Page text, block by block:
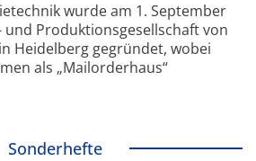
wurde am 1. September
und Produktionsgesellschaft von
Heidelberg gegründet, wobei
als „Mailorderhaus“
Sonderhefte